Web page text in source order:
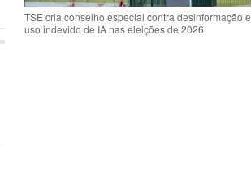
TSE cria conselho especial contra desinformação e
uso indevido de IA nas eleições de 2026